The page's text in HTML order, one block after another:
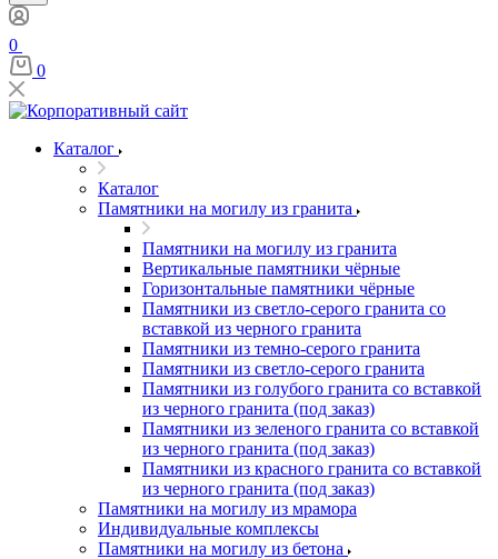
0
0
Каталог
Каталог
Памятники на могилу из гранита
Памятники на могилу из гранита
Вертикальные памятники чёрные
Горизонтальные памятники чёрные
Памятники из светло-серого гранита со
вставкой из черного гранита
Памятники из темно-серого гранита
Памятники из светло-серого гранита
Памятники из голубого гранита со вставкой
из черного гранита (под заказ)
Памятники из зеленого гранита со вставкой
из черного гранита (под заказ)
Памятники из красного гранита со вставкой
из черного гранита (под заказ)
Памятники на могилу из мрамора
Индивидуальные комплексы
Памятники на могилу из бетона